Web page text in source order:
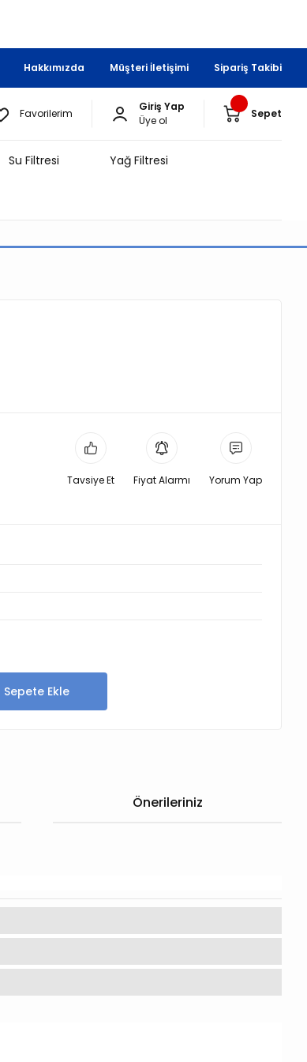
Hakkımızda Müşteri İletişimi Sipariş Takibi
Favorilerim
Giriş Yap
Üye ol
Sepet
Su Filtresi Yağ Filtresi
Tavsiye Et Fiyat Alarmı Yorum Yap
Sepete Ekle
Önerileriniz